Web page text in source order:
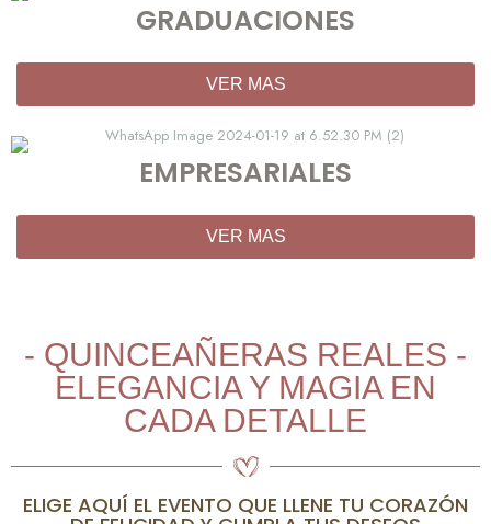
GRADUACIONES
VER MAS
EMPRESARIALES
VER MAS
- QUINCEAÑERAS REALES -
ELEGANCIA Y MAGIA EN
CADA DETALLE
ELIGE AQUÍ EL EVENTO QUE LLENE TU CORAZÓN